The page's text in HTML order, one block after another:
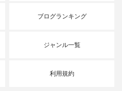
ブログランキング
ジャンル一覧
利用規約